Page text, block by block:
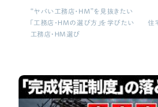
“ヤバい工務店・HM”を見抜きたい
「工務店・HMの選び方」を学びたい
住
工務店・HM選び